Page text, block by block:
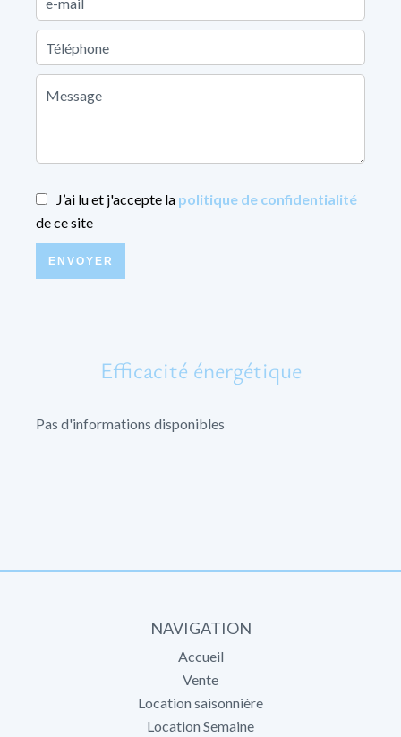
J’ai lu et j'accepte la politique de confidentialité
de ce site
ENVOYER
Efficacité énergétique
Pas d'informations disponibles
NAVIGATION
Accueil
Vente
Location saisonnière
Location Semaine